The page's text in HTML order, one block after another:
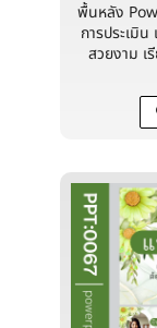
พื้นหลัง
การประเมิ
สวยงาม เ